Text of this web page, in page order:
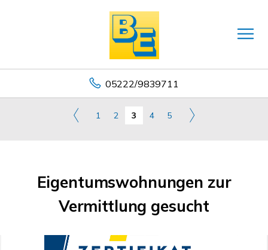
05222/9839711
1 2 3 4 5
Eigentumswohnungen zur
Vermittlung gesucht